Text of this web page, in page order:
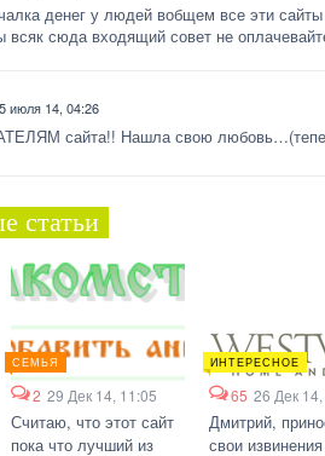
денег у людей вобщем все эти сайты
всяк сюда входящий совет не
июля 14, 04:26
сайта!! Нашла свою
статьи
СЕМЬЯ
2 29 Дек 14, 11:05
Считаю, что этот сайт
пока что лучший из
ИНТЕРЕСНОЕ
65 26 Дек
Дмитрий,
свои